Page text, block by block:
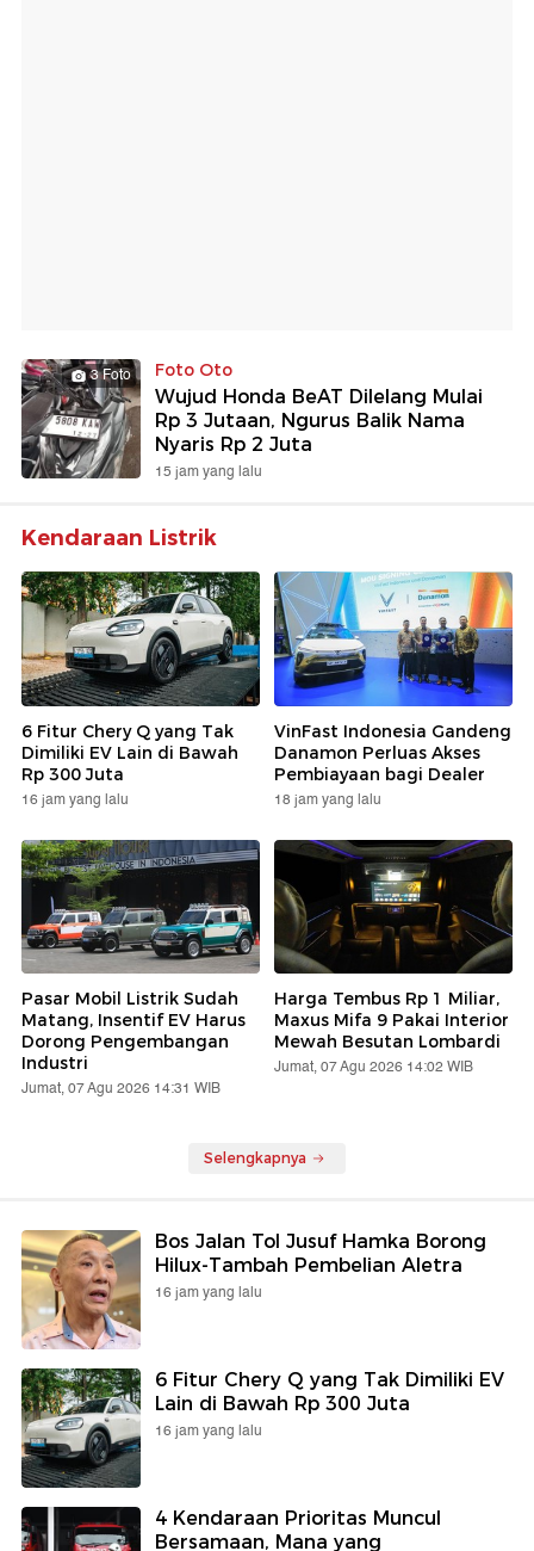
3 Foto Foto Oto
Wujud Honda BeAT Dilelang Mulai
Rp 3 Jutaan, Ngurus Balik Nama
Nyaris Rp 2 Juta
15 jam yang lalu
Kendaraan Listrik
6 Fitur Chery Q yang Tak
Dimiliki EV Lain di Bawah
Rp 300 Juta
16 jam yang lalu
VinFast Indonesia Gandeng
Danamon Perluas Akses
Pembiayaan bagi Dealer
18 jam yang lalu
Pasar Mobil Listrik Sudah
Matang, Insentif EV Harus
Dorong Pengembangan
Industri
Jumat, 07 Agu 2026 14:31 WIB
Harga Tembus Rp 1 Miliar,
Maxus Mifa 9 Pakai Interior
Mewah Besutan Lombardi
Jumat, 07 Agu 2026 14:02 WIB
Selengkapnya
Bos Jalan Tol Jusuf Hamka Borong
Hilux-Tambah Pembelian Aletra
16 jam yang lalu
6 Fitur Chery Q yang Tak Dimiliki EV
Lain di Bawah Rp 300 Juta
16 jam yang lalu
4 Kendaraan Prioritas Muncul
Bersamaan, Mana yang